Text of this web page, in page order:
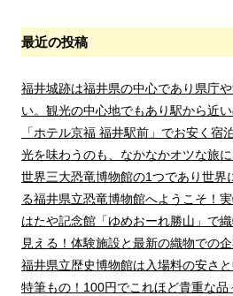
最近の投稿
福井城跡は福井県の中心であり県庁
い。観光の中心地でもあり駅から近い
「ホテル京福 福井駅前」でお安く宿
光を味わうのも、なかなかオツな旅に
世界三大恐竜博物館の1つであり世界
る福井県立恐竜博物館へようこそ！
はたや記念館「ゆめおーれ勝山」で
見える！体験施設と最新の織物での
福井県立歴史博物館は入場料の安さ
特筆もの！100円でこれほど貴重な